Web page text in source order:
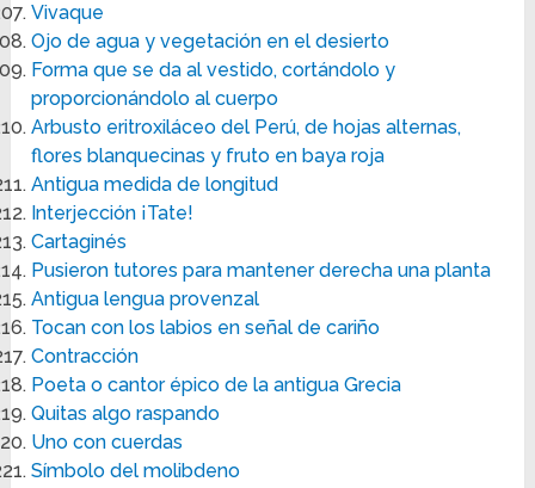
Vivaque
Ojo de agua y vegetación en el desierto
Forma que se da al vestido, cortándolo y
proporcionándolo al cuerpo
Arbusto eritroxiláceo del Perú, de hojas alternas,
flores blanquecinas y fruto en baya roja
Antigua medida de longitud
Interjección ¡Tate!
Cartaginés
Pusieron tutores para mantener derecha una planta
Antigua lengua provenzal
Tocan con los labios en señal de cariño
Contracción
Poeta o cantor épico de la antigua Grecia
Quitas algo raspando
Uno con cuerdas
Símbolo del molibdeno